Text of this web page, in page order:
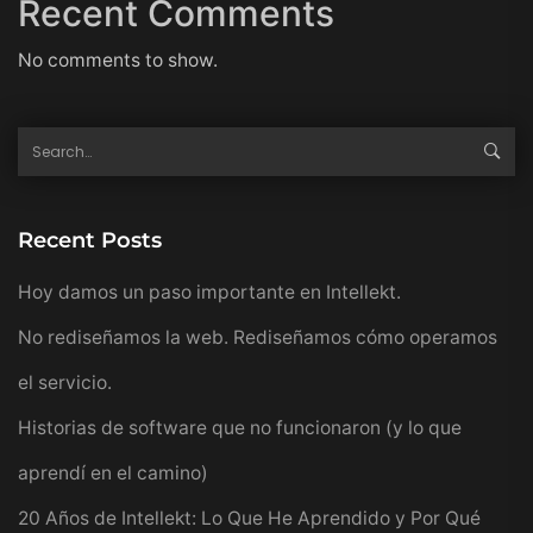
Recent Comments
No comments to show.
Recent Posts
Hoy damos un paso importante en Intellekt.
No rediseñamos la web. Rediseñamos cómo operamos
el servicio.
Historias de software que no funcionaron (y lo que
aprendí en el camino)
20 Años de Intellekt: Lo Que He Aprendido y Por Qué